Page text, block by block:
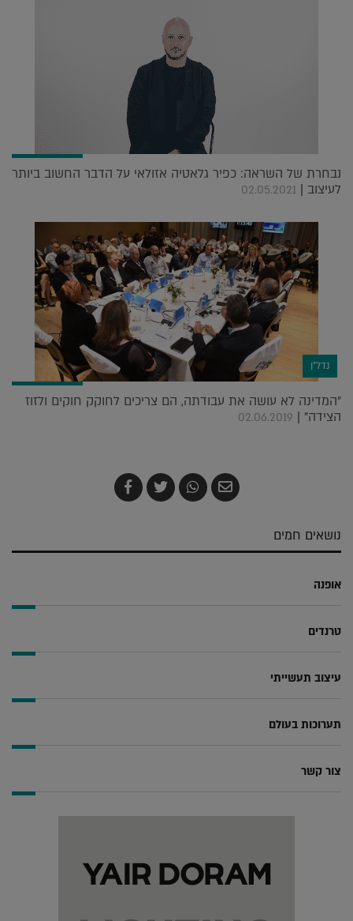
נבחרת של השראה: כפיר גלאטיה אזולאי על הדבר החשוב ביותר
לעיצוב | 02.05.2021
נדל"ן
"המדינה לא עושה את עבודתה, הם צריכים לחוקק חוקים ולזוז
הצידה" | 02.06.2019
שלח
בדואר
שתף
ב-
צייץ
ב-
שתף
ב-
נושאים חמים
אופנה
טרנדים
עיצוב תעשייתי
תערוכות בעולם
צור קשר